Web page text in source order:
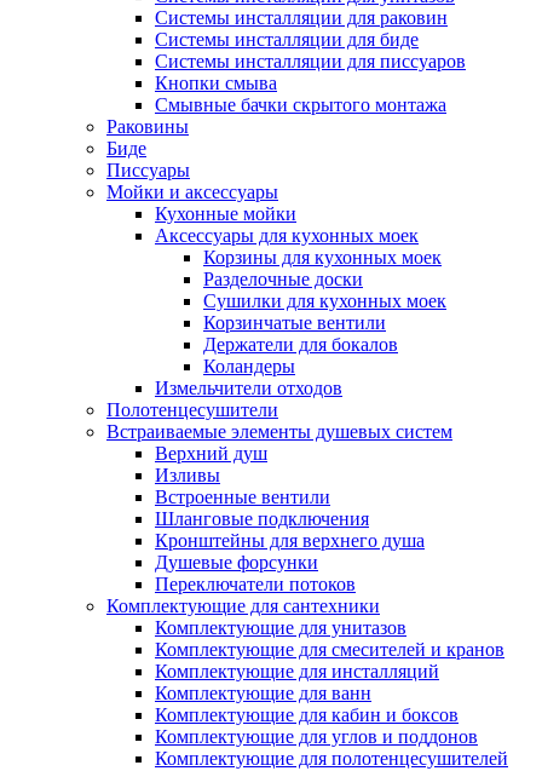
Системы инсталляции для раковин
Системы инсталляции для биде
Системы инсталляции для писсуаров
Кнопки смыва
Смывные бачки скрытого монтажа
Раковины
Биде
Писсуары
Мойки и аксессуары
Кухонные мойки
Аксессуары для кухонных моек
Корзины для кухонных моек
Разделочные доски
Сушилки для кухонных моек
Корзинчатые вентили
Держатели для бокалов
Коландеры
Измельчители отходов
Полотенцесушители
Встраиваемые элементы душевых систем
Верхний душ
Изливы
Встроенные вентили
Шланговые подключения
Кронштейны для верхнего душа
Душевые форсунки
Переключатели потоков
Комплектующие для сантехники
Комплектующие для унитазов
Комплектующие для смесителей и кранов
Комплектующие для инсталляций
Комплектующие для ванн
Комплектующие для кабин и боксов
Комплектующие для углов и поддонов
Комплектующие для полотенцесушителей